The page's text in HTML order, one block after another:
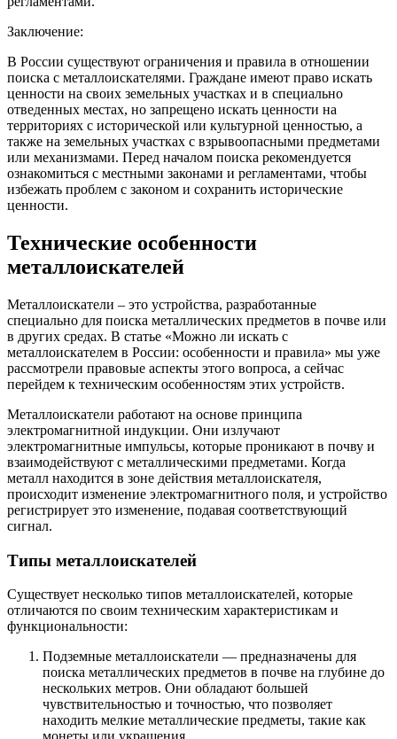
Заключение:
В России существуют ограничения и правила в отношении
поиска с металлоискателями. Граждане имеют право искать
ценности на своих земельных участках и в специально
отведенных местах, но запрещено искать ценности на
территориях с исторической или культурной ценностью, а
также на земельных участках с взрывоопасными предметами
или механизмами. Перед началом поиска рекомендуется
ознакомиться с местными законами и регламентами, чтобы
избежать проблем с законом и сохранить исторические
ценности.
Технические особенности
металлоискателей
Металлоискатели – это устройства, разработанные
специально для поиска металлических предметов в почве или
в других средах. В статье «Можно ли искать с
металлоискателем в России: особенности и правила» мы уже
рассмотрели правовые аспекты этого вопроса, а сейчас
перейдем к техническим особенностям этих устройств.
Металлоискатели работают на основе принципа
электромагнитной индукции. Они излучают
электромагнитные импульсы, которые проникают в почву и
взаимодействуют с металлическими предметами. Когда
металл находится в зоне действия металлоискателя,
происходит изменение электромагнитного поля, и устройство
регистрирует это изменение, подавая соответствующий
сигнал.
Типы металлоискателей
Существует несколько типов металлоискателей, которые
отличаются по своим техническим характеристикам и
функциональности:
Подземные металлоискатели — предназначены для
поиска металлических предметов в почве на глубине до
нескольких метров. Они обладают большей
чувствительностью и точностью, что позволяет
находить мелкие металлические предметы, такие как